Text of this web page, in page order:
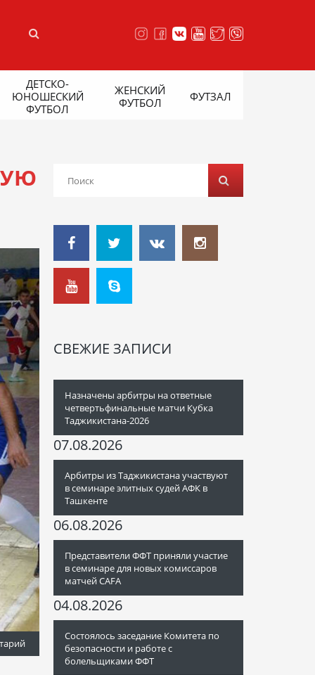
ДЕТСКО-
ЮНОШЕСКИЙ
ФУТБОЛ
ЖЕНСКИЙ
ФУТБОЛ
ФУТЗАЛ
СВЕЖИЕ ЗАПИСИ
Назначены арбитры на ответные
четвертьфинальные матчи Кубка
Таджикистана-2026
07.08.2026
Арбитры из Таджикистана участвуют
в семинаре элитных судей АФК в
Ташкенте
06.08.2026
Представители ФФТ приняли участие
в семинаре для новых комиссаров
матчей CAFA
04.08.2026
Состоялось заседание Комитета по
безопасности и работе с
болельщиками ФФТ